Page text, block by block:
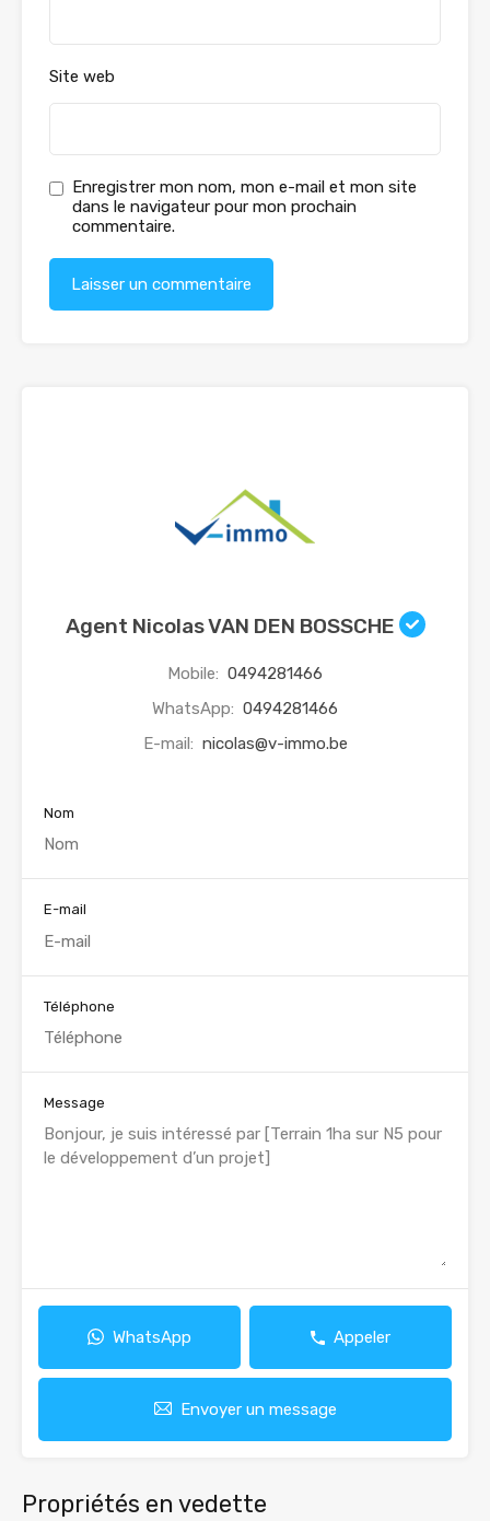
Site web
Enregistrer mon nom, mon e-mail et mon site
dans le navigateur pour mon prochain
commentaire.
Agent Nicolas VAN DEN BOSSCHE
Mobile: 0494281466
WhatsApp: 0494281466
E-mail: nicolas@v-immo.be
Nom
E-mail
Téléphone
Message
WhatsApp Appeler
Envoyer un message
Propriétés en vedette